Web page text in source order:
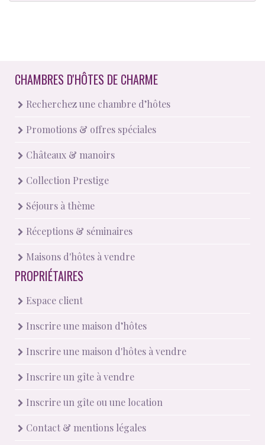
CHAMBRES D'HÔTES DE CHARME
Recherchez une chambre d’hôtes
Promotions & offres spéciales
Châteaux & manoirs
Collection Prestige
Séjours à thème
Réceptions & séminaires
Maisons d'hôtes à vendre
PROPRIÉTAIRES
Espace client
Inscrire une maison d’hôtes
Inscrire une maison d'hôtes à vendre
Inscrire un gîte à vendre
Inscrire un gîte ou une location
Contact & mentions légales